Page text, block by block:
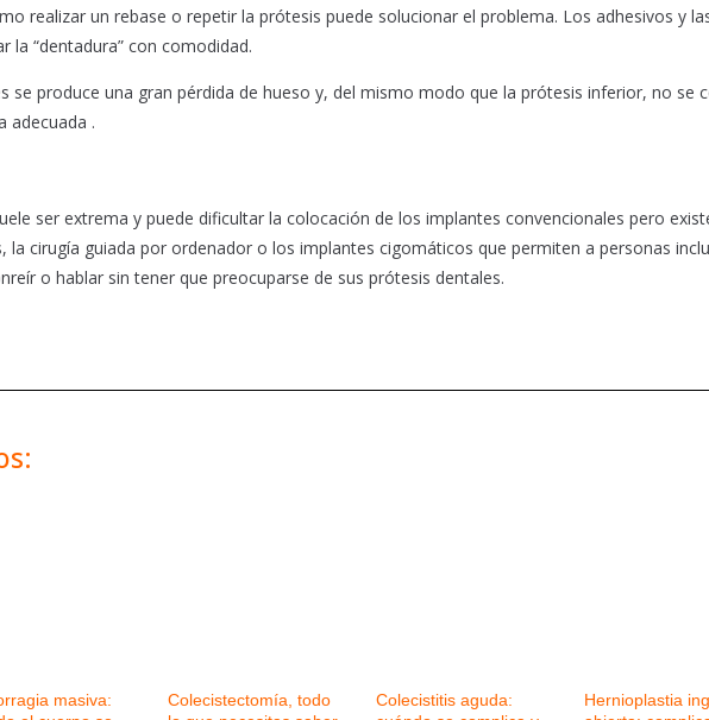
realizar un rebase o repetir la prótesis puede solucionar el problema. Los adhesivos y
la “dentadura” con comodidad.
se produce una gran pérdida de hueso y, del mismo modo que la prótesis inferior, no se
adecuada .
ser extrema y puede dificultar la colocación de los implantes convencionales pero
cirugía guiada por ordenador o los implantes cigomáticos que permiten a personas
o hablar sin tener que preocuparse de sus prótesis dentales.
masiva:
Colecistectomía, todo
Colecistitis aguda:
Hernioplastia